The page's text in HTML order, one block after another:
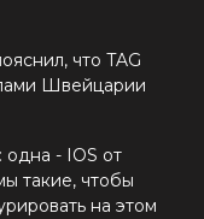
что TAG
Швейцарии
одна - IOS от
такие, чтобы
на этом